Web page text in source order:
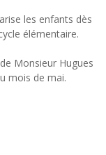
les enfants dès
élémentaire.
Monsieur Hugues
mois de mai.